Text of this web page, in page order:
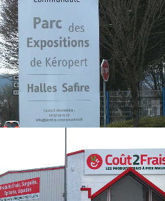
PONTIVY COMMUNAUTÉ
COÛT 2 FRAIS